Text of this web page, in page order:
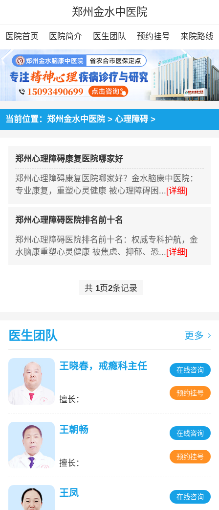
郑州金水中医院
医院首页 医院简介 医生团队 预约挂号 来院路线
当前位置：郑州金水中医院 >心理障碍 >
郑州心理障碍康复医院哪家好
郑州心理障碍康复医院哪家好？金水脑康中医院：
专业康复，重塑心灵健康 被心理障碍困...[详细]
郑州心理障碍医院排名前十名
郑州心理障碍医院排名前十名：权威专科护航，金
水脑康重塑心灵健康 被焦虑、抑郁、恐...[详细]
共 1页2条记录
医生团队 更多
王晓春，戒瘾科主任
擅长：
在线咨询
预约挂号
王朝畅
擅长：
在线咨询
预约挂号
王凤 在线咨询